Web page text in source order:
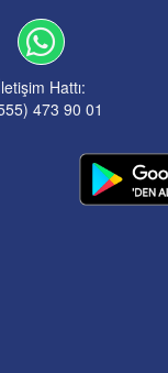
Hattı:
473 90 01